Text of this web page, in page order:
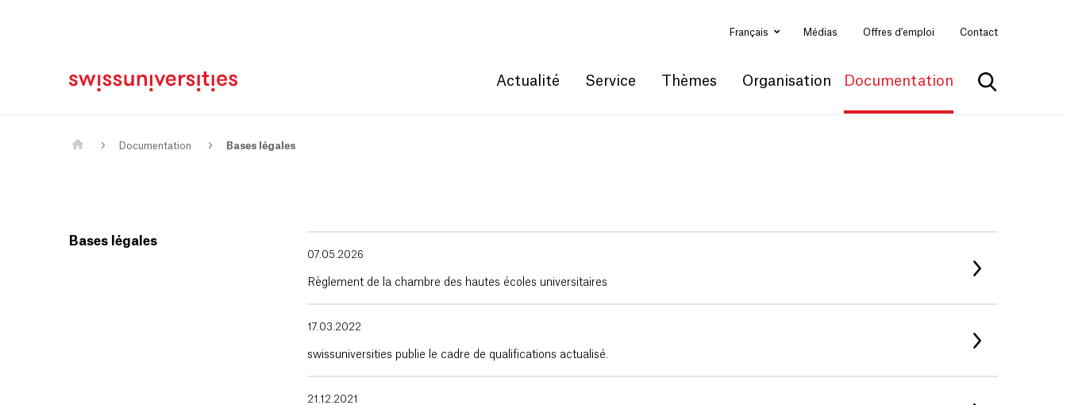
Plan du site
Français Médias Offres d'emploi Contact
Actualité Service Thèmes Organisation Documentation
Afficher la
Documentation Bases légales
Bases légales
07.05.2026
Règlement de la chambre des hautes écoles universitaires
17.03.2022
swissuniversities publie le cadre de qualifications actualisé.
21.12.2021